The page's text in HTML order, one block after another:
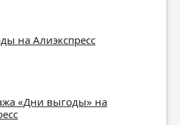
на Алиэкспресс
«Дни выгоды» на